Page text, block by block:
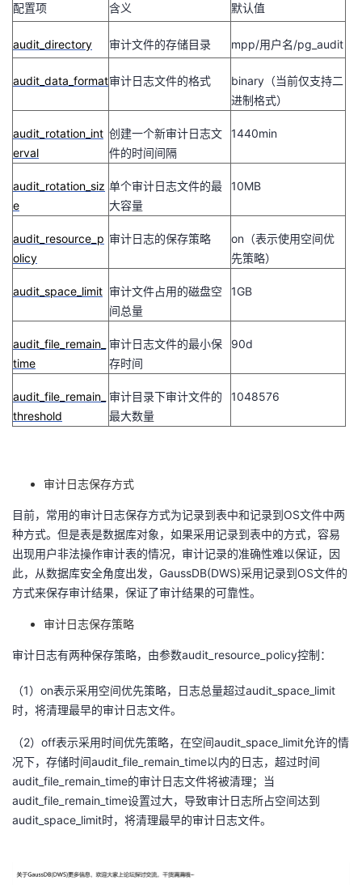
配置项 含义 默认值
audit_directory 审计文件的存储目录 mpp/用户名/pg_audit
audit_data_format审计日志文件的格式 binary （当前仅支持二
进制格式）
audit_rotation_int
erval
创建一个新审计日志文
件的时间间隔
1440min
audit_rotation_siz
e
单个审计日志文件的最
大容量
10MB
audit_resource_p
olicy
审计日志的保存策略 on （表示使用空间优
先策略）
audit_space_limit 审计文件占用的磁盘空
间总量
1GB
audit_file_remain_
time
审计日志文件的最小保
存时间
90d
audit_file_remain_
threshold
审计目录下审计文件的
最大数量
1048576
审计日志保存方式
目前，常用的审计日志保存方式为记录到表中和记录到OS文件中两
种方式。但是表是数据库对象，如果采用记录到表中的方式，容易
出现用户非法操作审计表的情况，审计记录的准确性难以保证，因
此，从数据库安全角度出发， GaussDB(DWS)采用记录到OS文件的
方式来保存审计结果，保证了审计结果的可靠性。
审计日志保存策略
审计日志有两种保存策略，由参数audit_resource_policy控制：
（1） on表示采用空间优先策略，日志总量超过audit_space_limit
时，将清理最早的审计日志文件。
（2） off表示采用时间优先策略，在空间audit_space_limit允许的情
况下，存储时间audit_file_remain_time以内的日志，超过时间
audit_file_remain_time的审计日志文件将被清理；当
audit_file_remain_time设置过大，导致审计日志所占空间达到
audit_space_limit时，将清理最早的审计日志文件。